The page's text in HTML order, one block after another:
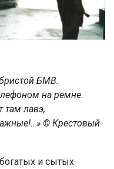
БМВ.
на ремне.
там лавэ,
© Крестовый
и сытых